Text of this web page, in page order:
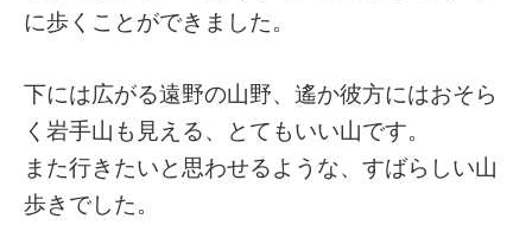
に歩くことができました。
下には広がる遠野の山野、遙か彼方にはおそら
く岩手山も見える、とてもいい山です。
また行きたいと思わせるような、すばらしい山
歩きでした。